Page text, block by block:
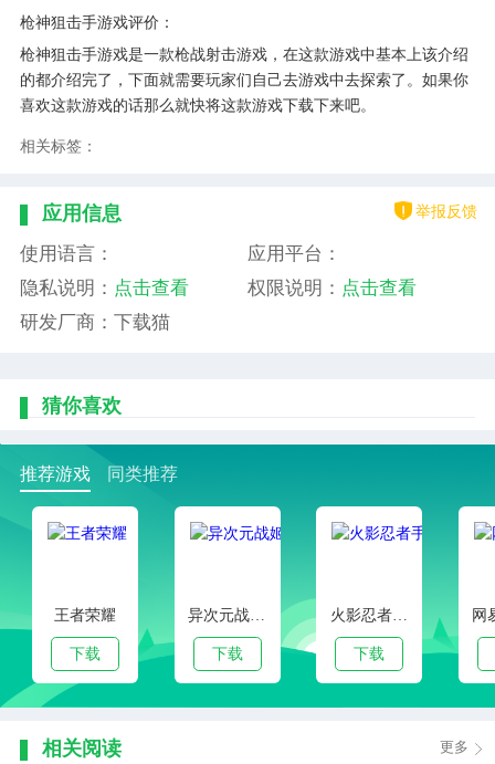
枪神狙击手游戏评价：
枪神狙击手游戏是一款枪战射击游戏，在这款游戏中基本上该介绍
的都介绍完了，下面就需要玩家们自己去游戏中去探索了。如果你
喜欢这款游戏的话那么就快将这款游戏下载下来吧。
相关标签：
应用信息 举报反馈
使用语言：
应用平台：
隐私说明： 点击查看 权限说明： 点击查看
研发厂商：下载猫
猜你喜欢
推荐游戏 同类推荐
王者荣耀
下载
异次元战姬手游下载
下载
火影忍者手游
下载
相关阅读 更多